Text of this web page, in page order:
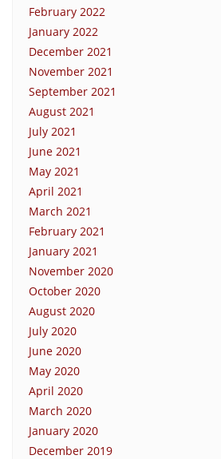
February 2022
January 2022
December 2021
November 2021
September 2021
August 2021
July 2021
June 2021
May 2021
April 2021
March 2021
February 2021
January 2021
November 2020
October 2020
August 2020
July 2020
June 2020
May 2020
April 2020
March 2020
January 2020
December 2019